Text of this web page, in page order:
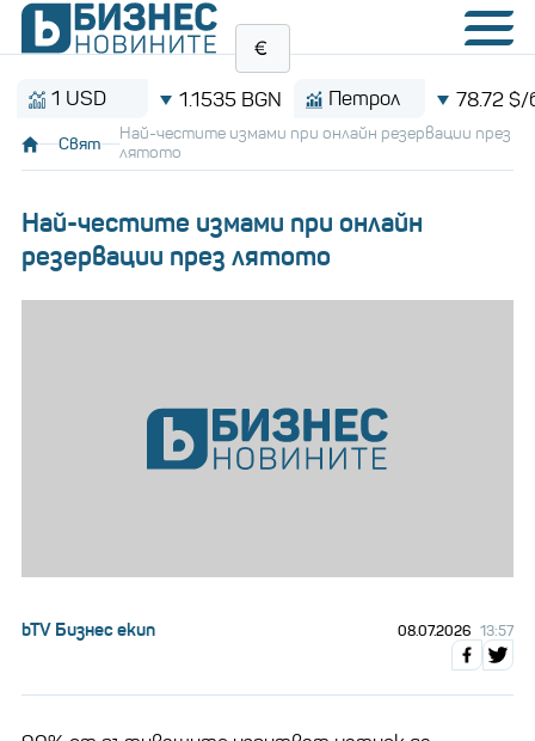
1.1535 BGN Петрол 78.72 $/барел
Свят
Най-честите измами при онлайн резервации през
лятото
Най-честите измами при онлайн
резервации през лятото
bTV Бизнес екип 08.07.2026 13:57